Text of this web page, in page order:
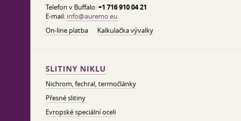
Telefon v Buffalo:+1 716 910 04 21
E-mail: info@auremo.eu
On-line platba
Kalkulačka vývalky
SLITINY NIKLU
Nichrom, fechral, termočlánky
Přesné slitiny
Evropské speciální oceli